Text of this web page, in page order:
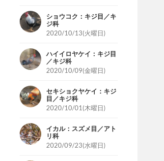
ショウコク：キジ目／キ
ジ科
2020/10/13(火曜日)
ハイイロヤケイ：キジ目
／キジ科
2020/10/09(金曜日)
セキショクヤケイ：キジ
目／キジ科
2020/10/01(木曜日)
イカル：スズメ目／アト
リ科
2020/09/23(水曜日)